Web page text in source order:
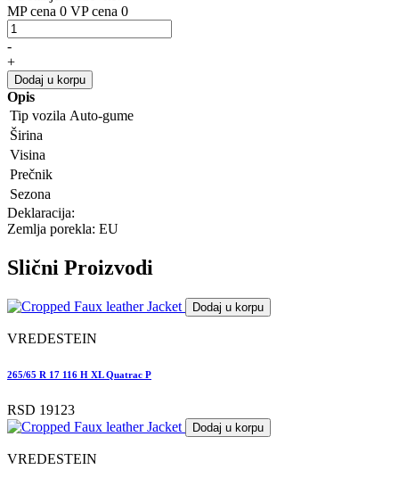
MP cena 0 VP cena 0
-
+
Dodaj u korpu
Opis
Tip vozila Auto-gume
Širina
Visina
Prečnik
Sezona
Deklaracija:
Zemlja porekla: EU
Slični Proizvodi
Dodaj u korpu
VREDESTEIN
265/65 R 17 116 H XL Quatrac P
RSD 19123
Dodaj u korpu
VREDESTEIN